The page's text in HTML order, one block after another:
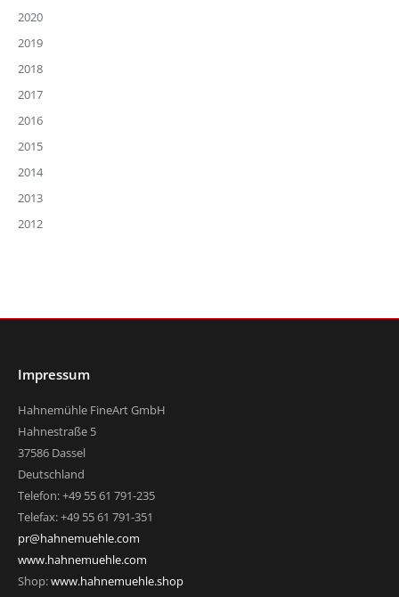
2020
2019
2018
2017
2016
2015
2014
2013
2012
Impressum
Hahnemühle FineArt GmbH
Hahnestraße 5
37586 Dassel
Deutschland
Telefon: +49 55 61 791-235
Telefax: +49 55 61 791-351
pr@hahnemuehle.com
www.hahnemuehle.com
Shop:www.hahnemuehle.shop